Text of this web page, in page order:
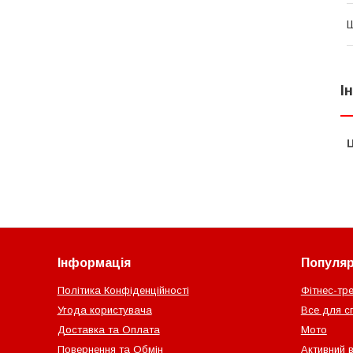
Інформація
Політика Конфіденційності
Угода користувача
Доставка та Оплата
Повернення та Обмін
Фітнес-
Все для
Мото
Активний